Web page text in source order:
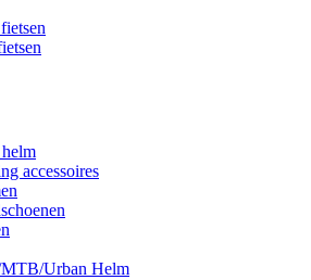
accessoires
Urban Helm